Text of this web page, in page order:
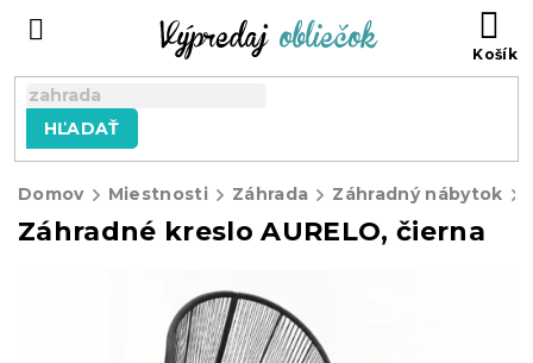
HĽADAŤ
Domov Miestnosti Záhrada Záhradný nábytok
Záhradné kreslo AURELO, čierna